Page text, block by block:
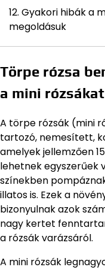
Gyakori hibák a
megoldásuk
Törpe rózsa
a mini rózsákat
A törpe rózsák (mini
tartozó, nemesített,
amelyek jellemzően
lehetnek egyszerűek
színekben
illatos is. Ezek a
bizonyulnak azok
nagy kertet
a rózsák varázsáról.
A mini rózsák